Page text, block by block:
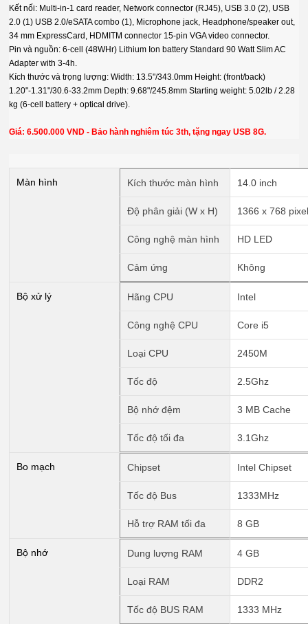
Kết nối: Multi-in-1 card reader, Network connector (RJ45), USB 3.0 (2), USB
2.0 (1) USB 2.0/eSATA combo (1), Microphone jack, Headphone/speaker out,
34 mm ExpressCard, HDMITM connector 15-pin VGA video connector.
Pin và nguồn: 6-cell (48WHr) Lithium Ion battery Standard 90 Watt Slim AC
Adapter with 3-4h.
Kích thước và trọng lượng: Width: 13.5"/343.0mm Height: (front/back)
1.20"-1.31"/30.6-33.2mm Depth: 9.68"/245.8mm Starting weight: 5.02lb / 2.28
kg (6-cell battery + optical drive).
Giá: 6.500.000 VND - Bảo hành nghiêm túc 3th, tặng ngay USB 8G.
Màn hình Kích thước màn hình 14.0 inch
Độ phân giải (W x H) 1366 x 768
Công nghệ màn hình HD LED
Cảm ứng Không
Bộ xử lý Hãng CPU Intel
Công nghệ CPU Core i5
Loại CPU 2450M
Tốc độ 2.5Ghz
Bộ nhớ đệm 3 MB Cache
Tốc độ tối đa 3.1Ghz
Bo mạch Chipset Intel Chipset
Tốc độ Bus 1333MHz
Hỗ trợ RAM tối đa 8 GB
Bộ nhớ Dung lượng RAM 4 GB
Loại RAM DDR2
Tốc độ BUS RAM 1333 MHz